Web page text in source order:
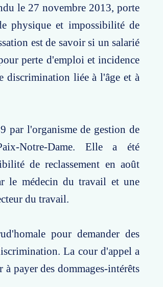
le 27 novembre 2013, porte
physique et impossibilité de
est de savoir si un salarié
perte d'emploi et incidence
discrimination liée à l'âge et à
par l'organisme de gestion de
Notre-Dame. Elle a été
de reclassement en août
le médecin du travail et une
du travail.
pour demander des
La cour d'appel a
payer des dommages-intérêts